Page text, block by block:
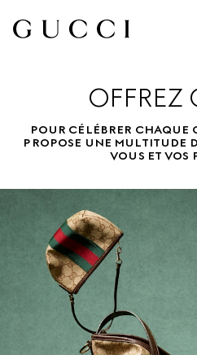
OFFREZ
POUR CÉLÉBRER CHAQUE
PROPOSE UNE MULTITUDE
VOUS ET VOS